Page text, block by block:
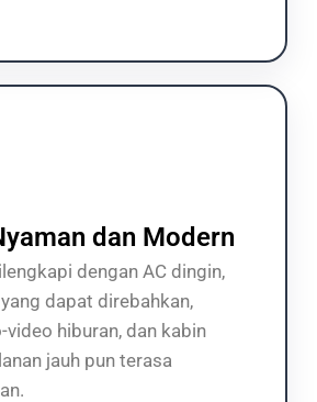
dan Modern
dengan AC dingin,
dapat direbahkan,
hiburan, dan kabin
jauh pun terasa